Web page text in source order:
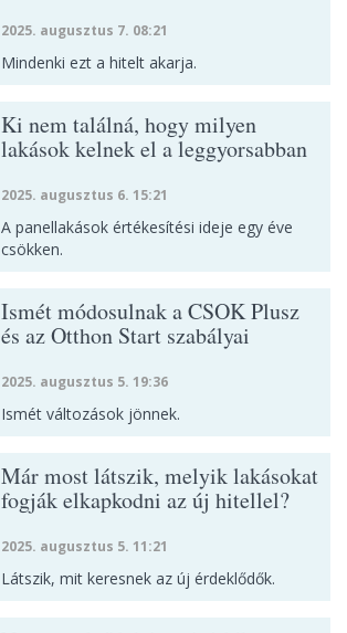
2025. augusztus 7. 08:21
Mindenki ezt a hitelt akarja.
Ki nem találná, hogy milyen
lakások kelnek el a leggyorsabban
2025. augusztus 6. 15:21
A panellakások értékesítési ideje egy éve
csökken.
Ismét módosulnak a CSOK Plusz
és az Otthon Start szabályai
2025. augusztus 5. 19:36
Ismét változások jönnek.
Már most látszik, melyik lakásokat
fogják elkapkodni az új hitellel?
2025. augusztus 5. 11:21
Látszik, mit keresnek az új érdeklődők.